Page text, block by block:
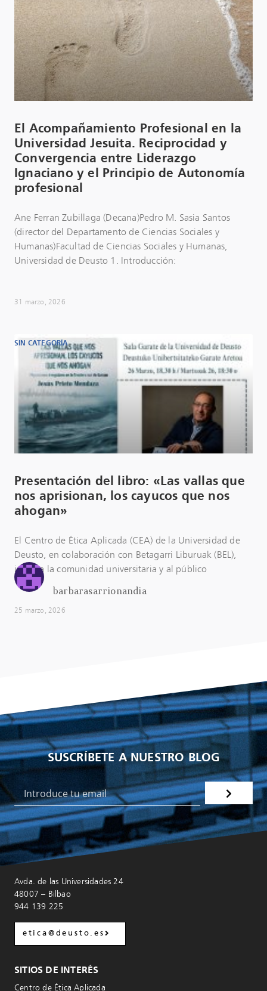
El Acompañamiento Profesional en la
Universidad Jesuita. Reciprocidad y
Convergencia entre Liderazgo
Ignaciano y el Principio de Autonomía
profesional
Ane Ferran Zubillaga (Decana)Pedro M. Sasia Santos
(director del Departamento de Ciencias Sociales y
Humanas)Facultad de Ciencias Sociales y Humanas,
Universidad de Deusto 1. Introducción:
31 marzo, 2026
SIN CATEGORÍA
barbarasarrionandia
Presentación del libro: «Las vallas que
nos aprisionan, los cayucos que nos
ahogan»
El Centro de Ética Aplicada (CEA) de la Universidad de
Deusto, en colaboración con Betagarri Liburuak (BEL),
invita a la comunidad universitaria y al público
25 marzo, 2026
SUSCRÍBETE A NUESTRO BLOG
Avda. de las Universidades 24
48007 – Bilbao
944 139 225
etica@deusto.es
SITIOS DE INTERÉS
Centro de Ética Aplicada